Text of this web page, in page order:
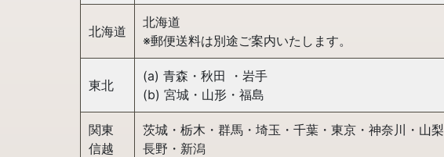
北海道
北海道
※郵便送料は別途ご案内いたします。
東北
(a) 青森・秋田 ・岩手
(b) 宮城・山形・福島
関東
信越
茨城・栃木・群馬・埼玉・千葉・東京・神奈川・山梨
長野・新潟